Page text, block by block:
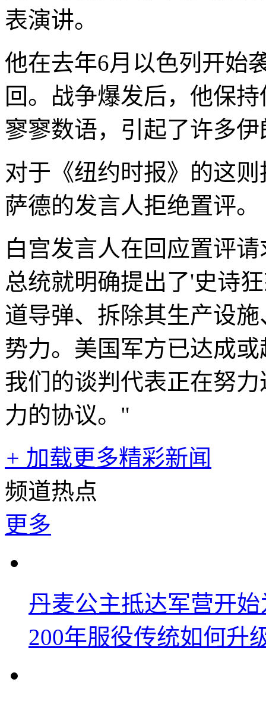
表演讲。
他在去年6月以色列开始
回。战争爆发后，他保
寥寥数语，引起了许多
对于《纽约时报》的这
萨德的发言人拒绝置评。
白宫发言人在回应置评
总统就明确提出了'史诗
道导弹、拆除其生产设
势力。美国军方已达成
我们的谈判代表正在努
力的协议。"
+ 加载更多精彩新闻
频道热点
更多
丹麦公主抵达军营开
200年服役传统如何升